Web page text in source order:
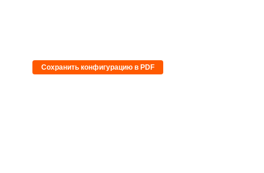
Сохранить конфигурацию в PDF